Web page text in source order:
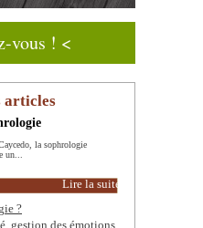
vous ! <
articles
la sophrologie
un...
Lire la suite
?